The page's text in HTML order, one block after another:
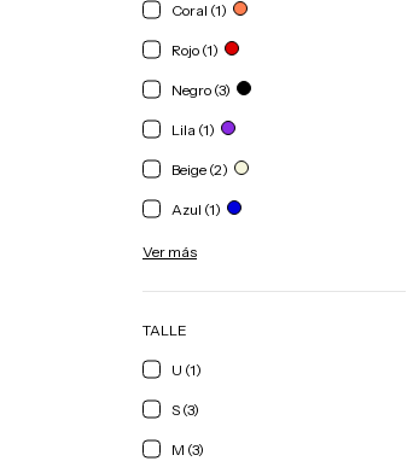
Coral (1)
Rojo (1)
Negro (3)
Lila (1)
Beige (2)
Azul (1)
Ver más
TALLE
U (1)
S (3)
M (3)